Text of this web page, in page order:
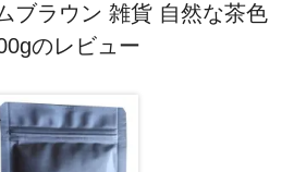
ブラウン 雑貨 自然な茶色
のレビュー